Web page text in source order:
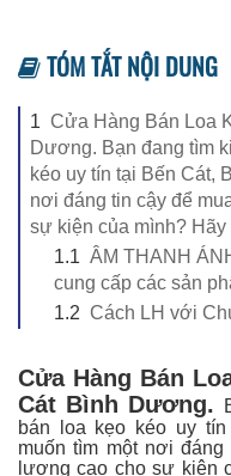
TÓM TẮT NỘI DUNG
1 Cửa Hàng Bán Loa
Dương. Bạn đang tìm
kéo uy tín tại Bến Cát,
nơi đáng tin cậy để
sự kiện của mình?
1.1 ÂM THANH
cung cấp các sản
1.2 Cách LH với
Cửa Hàng Bán
Cát Bình Dương.
bán loa kẹo kéo uy
muốn tìm một nơi
lượng cao cho sự kiện